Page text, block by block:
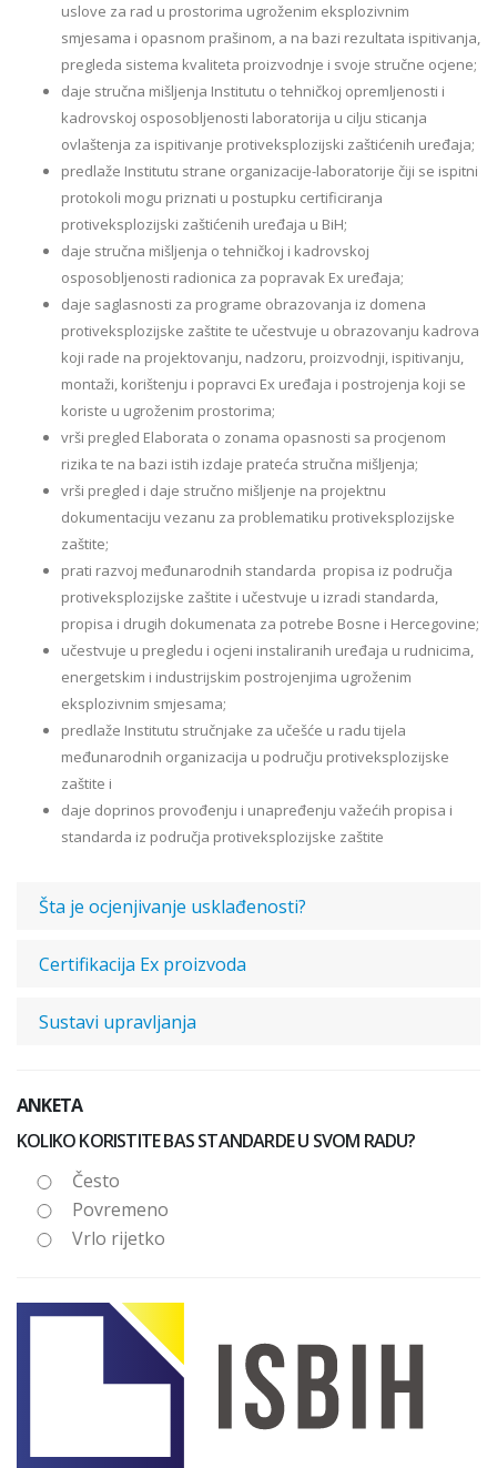
uslove za rad u prostorima ugroženim eksplozivnim
smjesama i opasnom prašinom, a na bazi rezultata ispitivanja,
pregleda sistema kvaliteta proizvodnje i svoje stručne ocjene;
daje stručna mišljenja Institutu o tehničkoj opremljenosti i
kadrovskoj osposobljenosti laboratorija u cilju sticanja
ovlaštenja za ispitivanje protiveksplozijski zaštićenih uređaja;
predlaže Institutu strane organizacije-laboratorije čiji se ispitni
protokoli mogu priznati u postupku certificiranja
protiveksplozijski zaštićenih uređaja u BiH;
daje stručna mišljenja o tehničkoj i kadrovskoj
osposobljenosti radionica za popravak Ex uređaja;
daje saglasnosti za programe obrazovanja iz domena
protiveksplozijske zaštite te učestvuje u obrazovanju kadrova
koji rade na projektovanju, nadzoru, proizvodnji, ispitivanju,
montaži, korištenju i popravci Ex uređaja i postrojenja koji se
koriste u ugroženim prostorima;
vrši pregled Elaborata o zonama opasnosti sa procjenom
rizika te na bazi istih izdaje prateća stručna mišljenja;
vrši pregled i daje stručno mišljenje na projektnu
dokumentaciju vezanu za problematiku protiveksplozijske
zaštite;
prati razvoj međunarodnih standarda propisa iz područja
protiveksplozijske zaštite i učestvuje u izradi standarda,
propisa i drugih dokumenata za potrebe Bosne i Hercegovine;
učestvuje u pregledu i ocjeni instaliranih uređaja u rudnicima,
energetskim i industrijskim postrojenjima ugroženim
eksplozivnim smjesama;
predlaže Institutu stručnjake za učešće u radu tijela
međunarodnih organizacija u području protiveksplozijske
zaštite i
daje doprinos provođenju i unapređenju važećih propisa i
standarda iz područja protiveksplozijske zaštite
Šta je ocjenjivanje usklađenosti?
Certifikacija Ex proizvoda
Sustavi upravljanja
ANKETA
KOLIKO KORISTITE BAS STANDARDE U SVOM RADU?
Često
Povremeno
Vrlo rijetko